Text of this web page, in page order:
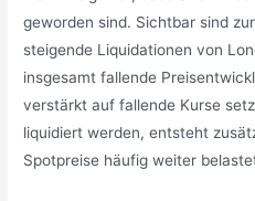
geworden sind. Sichtbar sind
steigende Liquidationen von
insgesamt fallende
verstärkt auf fallende Kurse
liquidiert werden, entsteht
Spotpreise häufig weiter